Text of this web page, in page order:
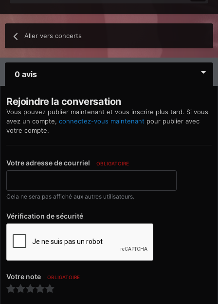
Aller vers concerts
0 avis
Rejoindre la conversation
Vous pouvez publier maintenant et vous inscrire plus tard. Si vous
avez un compte, connectez-vous maintenant pour publier avec
votre compte.
Votre adresse de courriel OBLIGATOIRE
Cela ne sera pas affiché aux autres utilisateurs.
Vérification de sécurité
Votre note OBLIGATOIRE